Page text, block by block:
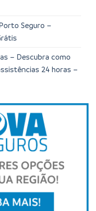
Seguro –
– Descubra como
24 horas –